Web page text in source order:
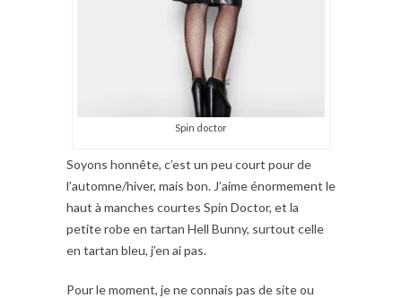
Spin doctor
Soyons honnête, c’est un peu court pour de
l’automne/hiver, mais bon. J’aime énormement le
haut à manches courtes Spin Doctor, et la
petite robe en tartan Hell Bunny, surtout celle
en tartan bleu, j’en ai pas.
Pour le moment, je ne connais pas de site ou